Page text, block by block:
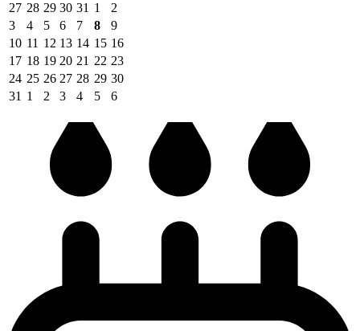
27 28 29 30 31 1
2
3
4 5 6 7 8
9
10 11 12 13 14 15 16
17 18 19 20 21 22 23
24 25 26 27 28 29 30
31 1 2 3 4 5 6